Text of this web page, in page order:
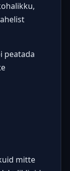
peatada
mitte